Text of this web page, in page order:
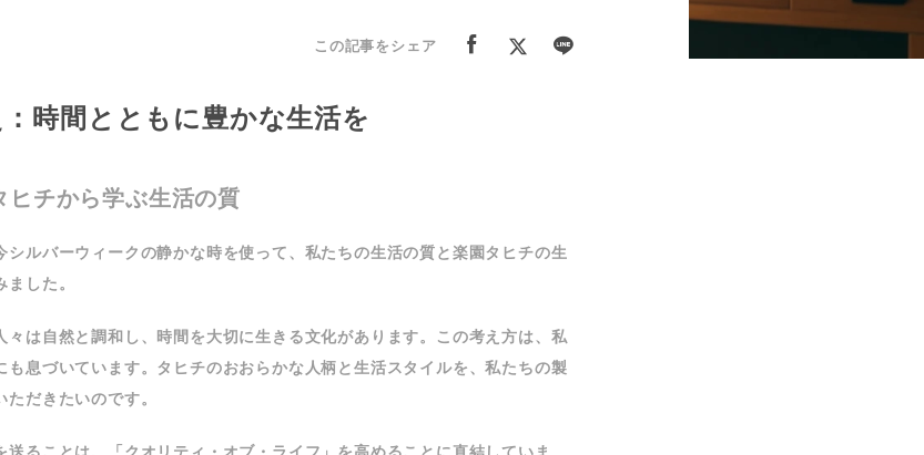
この記事をシェア
時間とともに豊かな生活を
ヒチから学ぶ生活の質
シルバーウィークの静かな時を使って、私たちの生活の質と楽園タヒチの生
した。
々は自然と調和し、時間を大切に生きる文化があります。この考え方は、私
も息づいています。タヒチのおおらかな人柄と生活スタイルを、私たちの製
だきたいのです。